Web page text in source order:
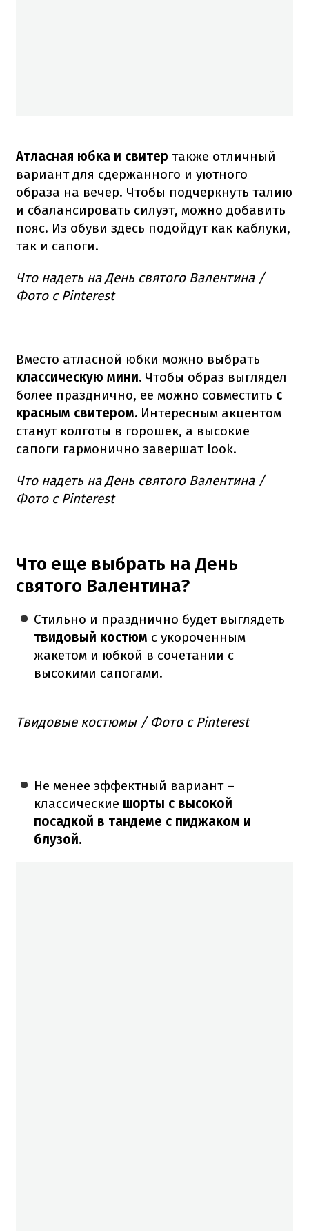
Атласная юбка и свитер также отличный
вариант для сдержанного и уютного
образа на вечер. Чтобы подчеркнуть талию
и сбалансировать силуэт, можно добавить
пояс. Из обуви здесь подойдут как каблуки,
так и сапоги.
Что надеть на День святого Валентина /
Фото с Pinterest
Вместо атласной юбки можно выбрать
классическую мини. Чтобы образ выглядел
более празднично, ее можно совместить с
красным свитером. Интересным акцентом
станут колготы в горошек, а высокие
сапоги гармонично завершат look.
Что надеть на День святого Валентина /
Фото с Pinterest
Что еще выбрать на День
святого Валентина?
Стильно и празднично будет выглядеть
твидовый костюм с укороченным
жакетом и юбкой в сочетании с
высокими сапогами.
Твидовые костюмы / Фото с Pinterest
Не менее эффектный вариант –
классические шорты с высокой
посадкой в тандеме с пиджаком и
блузой.